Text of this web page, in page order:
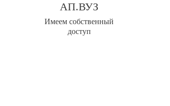
АП.ВУЗ
Имеем собственный
доступ